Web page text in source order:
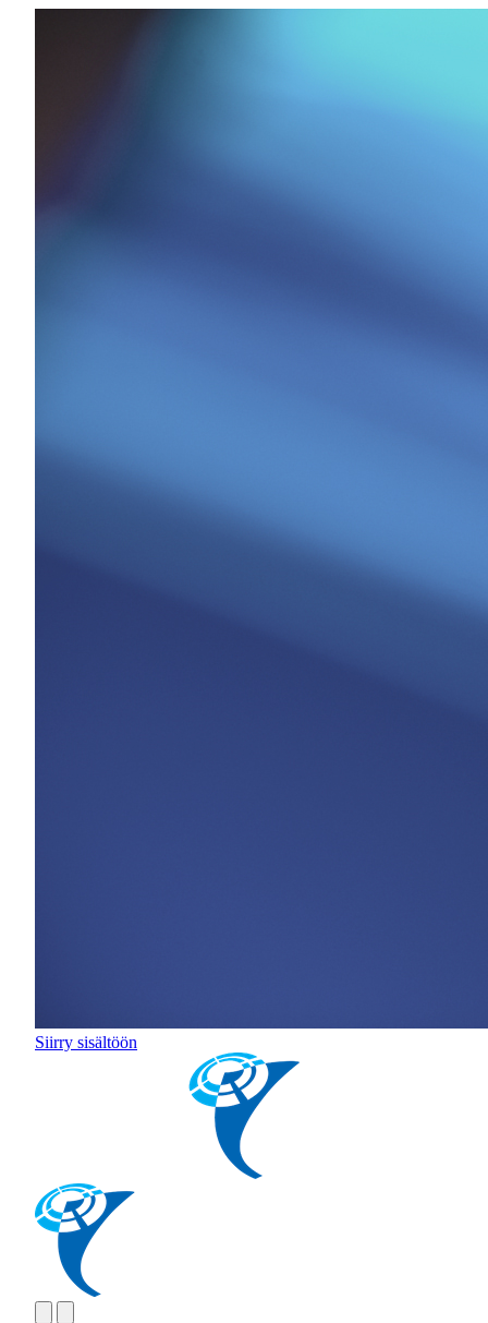
Siirry sisältöön